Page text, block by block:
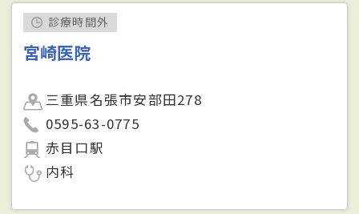
診療時間外
宮崎医院
三重県名張市安部田278
0595-63-0775
赤目口駅
内科